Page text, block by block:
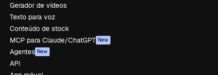
Gerador de vídeos
Texto para voz
Conteúdo de stock
MCP para Claude/ChatGPT New
Agentes New
API